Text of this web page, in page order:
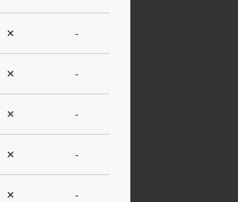
✕ -
✕ -
✕ -
✕ -
✕ -